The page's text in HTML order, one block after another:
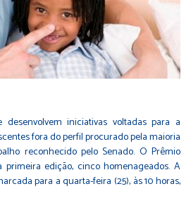
desenvolvem iniciativas voltadas para a
fora do perfil procurado pela maioria
reconhecido pelo Senado. O Prêmio
edição, cinco homenageados. A
para a quarta-feira (25), às 10 horas,